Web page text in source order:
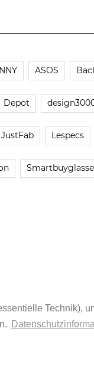
Technik),
ASOS
Depot
JustFab Lespecs